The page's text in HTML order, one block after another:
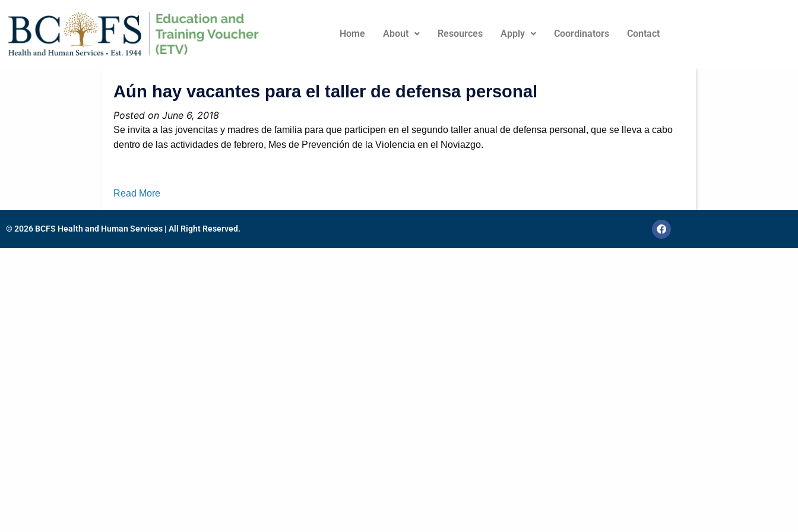
Home About Resources Apply Coordinators Contact
Aún hay vacantes para el taller de defensa personal
Posted on June 6, 2018
Se invita a las jovencitas y madres de familia para que participen en el segundo taller anual de defensa personal, que se lleva a cabo
dentro de las actividades de febrero, Mes de Prevención de la Violencia en el Noviazgo.
Read More
© 2026 BCFS Health and Human Services | All Right Reserved.